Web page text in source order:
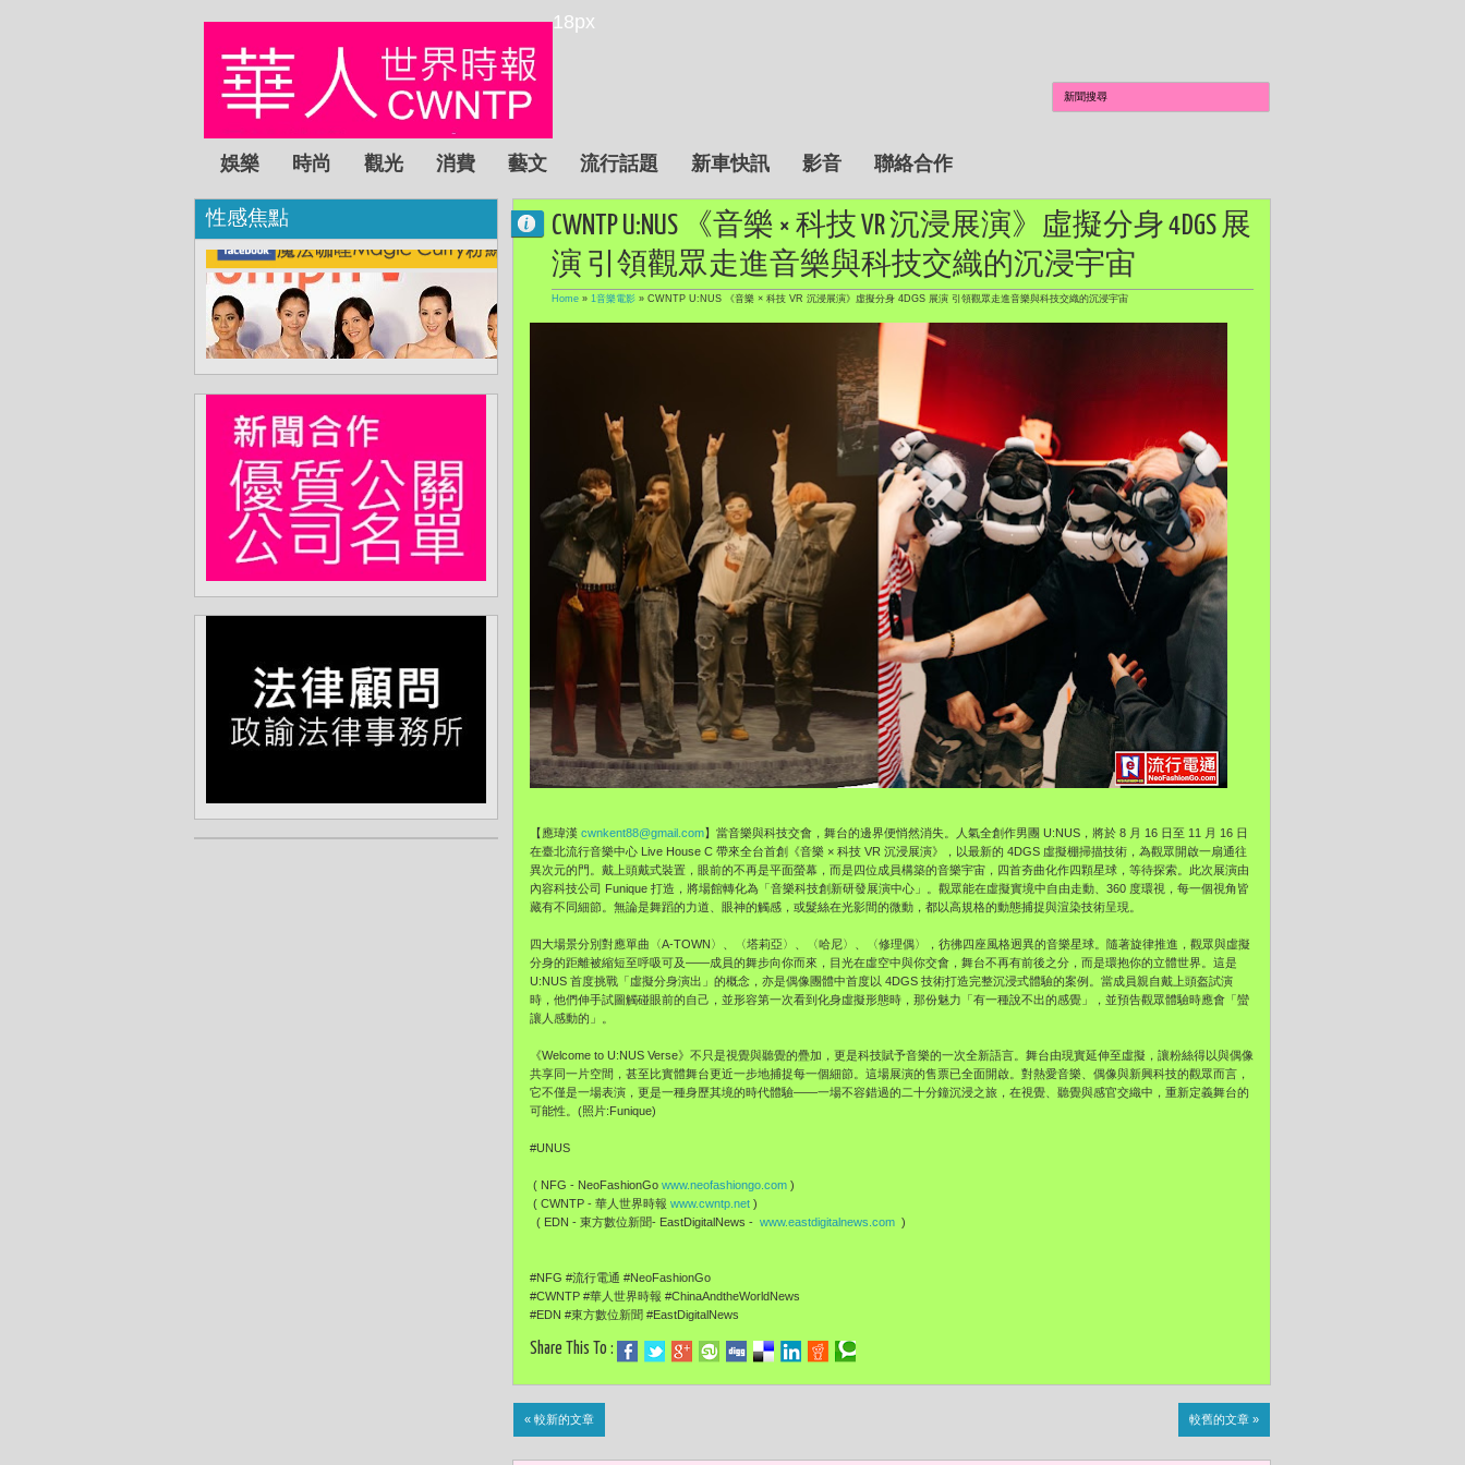
18px
娛樂 時尚 觀光 消費 藝文 流行話題 新車快訊 影音 聯絡合作
CWNTP U:NUS 《音樂 × 科技 VR 沉浸展演》虛擬分身 4DGS 展
演 引領觀眾走進音樂與科技交織的沉浸宇宙
Home » 1音樂電影 » CWNTP U:NUS 《音樂 × 科技 VR 沉浸展演》虛擬分身 4DGS 展演 引領觀眾走進音樂與科技交織的沉浸宇宙
【應瑋漢 cwnkent88@gmail.com】當音樂與科技交會，舞台的邊界便悄然消失。人氣全創作男團 U:NUS，將於 8 月 16 日至 11 月 16 日
在臺北流行音樂中心 Live House C 帶來全台首創《音樂 × 科技 VR 沉浸展演》，以最新的 4DGS 虛擬棚掃描技術，為觀眾開啟一扇通往
異次元的門。戴上頭戴式裝置，眼前的不再是平面螢幕，而是四位成員構築的音樂宇宙，四首夯曲化作四顆星球，等待探索。此次展演由
內容科技公司 Funique 打造，將場館轉化為「音樂科技創新研發展演中心」。觀眾能在虛擬實境中自由走動、360 度環視，每一個視角皆
藏有不同細節。無論是舞蹈的力道、眼神的觸感，或髮絲在光影間的微動，都以高規格的動態捕捉與渲染技術呈現。
四大場景分別對應單曲〈A-TOWN〉、〈塔莉亞〉、〈哈尼〉、〈修理偶〉，彷彿四座風格迥異的音樂星球。隨著旋律推進，觀眾與虛擬
分身的距離被縮短至呼吸可及——成員的舞步向你而來，目光在虛空中與你交會，舞台不再有前後之分，而是環抱你的立體世界。這是
U:NUS 首度挑戰「虛擬分身演出」的概念，亦是偶像團體中首度以 4DGS 技術打造完整沉浸式體驗的案例。當成員親自戴上頭盔試演
時，他們伸手試圖觸碰眼前的自己，並形容第一次看到化身虛擬形態時，那份魅力「有一種說不出的感覺」，並預告觀眾體驗時應會「蠻
讓人感動的」。
《Welcome to U:NUS Verse》不只是視覺與聽覺的疊加，更是科技賦予音樂的一次全新語言。舞台由現實延伸至虛擬，讓粉絲得以與偶像
共享同一片空間，甚至比實體舞台更近一步地捕捉每一個細節。這場展演的售票已全面開啟。對熱愛音樂、偶像與新興科技的觀眾而言，
它不僅是一場表演，更是一種身歷其境的時代體驗——一場不容錯過的二十分鐘沉浸之旅，在視覺、聽覺與感官交織中，重新定義舞台的
可能性。(照片:Funique)
#UNUS
( NFG - NeoFashionGo www.neofashiongo.com )
( CWNTP - 華人世界時報 www.cwntp.net )
( EDN - 東方數位新聞- EastDigitalNews - www.eastdigitalnews.com )
#NFG #流行電通 #NeoFashionGo
#CWNTP #華人世界時報 #ChinaAndtheWorldNews
#EDN #東方數位新聞 #EastDigitalNews
Share This To :
« 較新的文章 較舊的文章 »
性感焦點